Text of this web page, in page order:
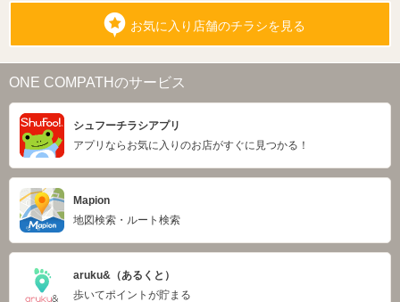
お気に入り店舗のチラシを見る
ONE COMPATHのサービス
シュフーチラシアプリ
アプリならお気に入りのお店がすぐに見つかる！
Mapion
地図検索・ルート検索
aruku&（あるくと）
歩いてポイントが貯まる